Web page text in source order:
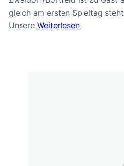
gleich am ersten Spieltag
Unsere Weiterlesen